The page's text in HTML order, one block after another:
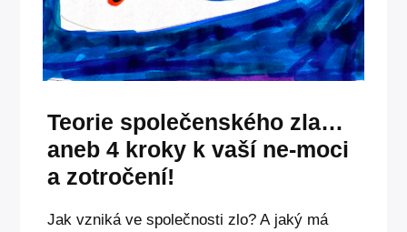
Teorie společenského zla…
aneb 4 kroky k vaší ne-moci
a zotročení!
Jak vzniká ve společnosti zlo? A jaký má